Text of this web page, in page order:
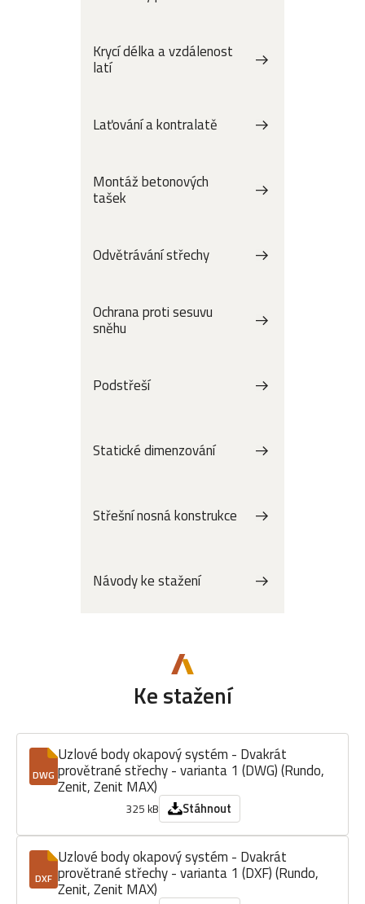
Krycí délka a vzdálenost
latí
Laťování a kontralatě
Montáž betonových
tašek
Odvětrávání střechy
Ochrana proti sesuvu
sněhu
Podstřeší
Statické dimenzování
Střešní nosná konstrukce
Návody ke stažení
Ke stažení
DWG
Uzlové body okapový systém - Dvakrát
provětrané střechy - varianta 1 (DWG) (Rundo,
Zenit, Zenit MAX)
325 kB Stáhnout
DXF
Uzlové body okapový systém - Dvakrát
provětrané střechy - varianta 1 (DXF) (Rundo,
Zenit, Zenit MAX)